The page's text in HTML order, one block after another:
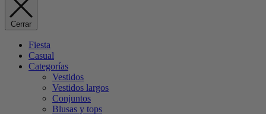
Cerrar
Fiesta
Casual
Categorías
Vestidos
Vestidos largos
Conjuntos
Blusas y tops